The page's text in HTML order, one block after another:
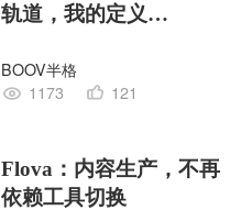
轨道，我的定义
对
BOOV半格
1173
121
Flova：内容生产，不再
依赖工具切换